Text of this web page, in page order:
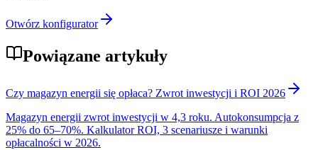
Otwórz konfigurator
Powiązane artykuły
Czy magazyn energii się opłaca? Zwrot inwestycji i ROI 2026
Magazyn energii zwrot inwestycji w 4,3 roku. Autokonsumpcja z
25% do 65–70%. Kalkulator ROI, 3 scenariusze i warunki
opłacalności w 2026.